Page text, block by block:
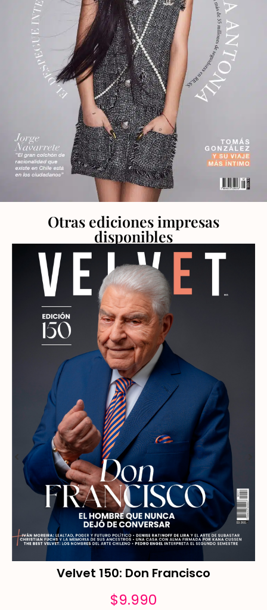
Otras ediciones impresas
disponibles
Velvet 150: Don Francisco
$9.990